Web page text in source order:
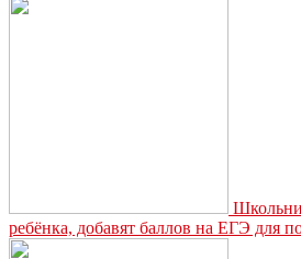
ребёнка, добавят баллов на ЕГЭ для